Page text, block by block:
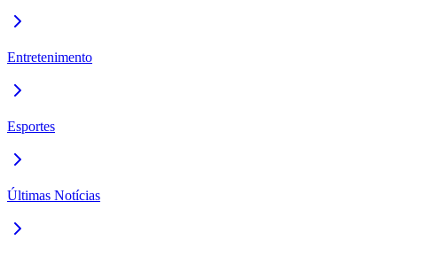
Entretenimento
Esportes
Últimas Notícias